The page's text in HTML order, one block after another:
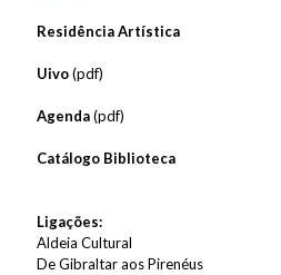
Residência Artística
Uivo(pdf)
Agenda(pdf)
Catálogo Biblioteca
Ligações:
Aldeia Cultural
De Gibraltar aos Pirenéus